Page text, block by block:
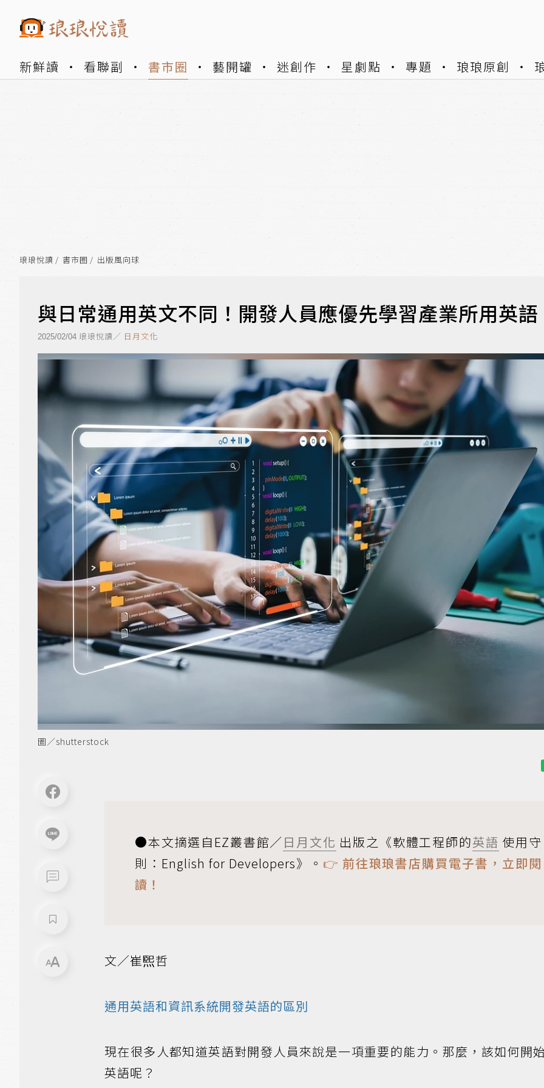
新鮮讀 看聯副 書市圈 藝開罐 迷創作 星劇點 專題 琅琅原創
琅琅悅讀 書市圈 出版風向球
與日常通用英文不同！開發人員應優先學習產業所用英語
2025/02/04 琅琅悅讀／ 日月文化
圖／shutterstock
●本文摘選自EZ叢書館／ 日月文化 出版之《軟體工程師的英語 使用守
則：English for Developers》。 👉 前往琅琅書店購買電子書，立即閱
讀！
文／崔煕哲
通用英語和資訊系統開發英語的區別
現在很多人都知道英語對開發人員來說是一項重要的能力。那麼，該如何開
英語呢？